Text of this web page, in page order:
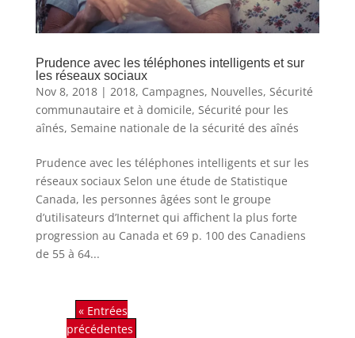
Prudence avec les téléphones intelligents et sur
les réseaux sociaux
Nov 8, 2018| 2018, Campagnes, Nouvelles, Sécurité
communautaire et à domicile, Sécurité pour les
aînés, Semaine nationale de la sécurité des aînés
Prudence avec les téléphones intelligents et sur les
réseaux sociaux Selon une étude de Statistique
Canada, les personnes âgées sont le groupe
d’utilisateurs d’Internet qui affichent la plus forte
progression au Canada et 69 p. 100 des Canadiens
de 55 à 64...
« Entrées
précédentes